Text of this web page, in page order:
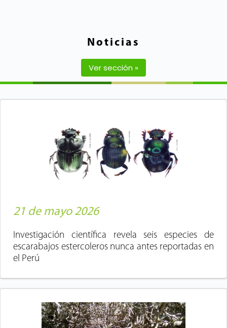
Noticias
Ver sección »
21 de mayo 2026
Investigación científica revela seis especies de
escarabajos estercoleros nunca antes reportadas en
el Perú